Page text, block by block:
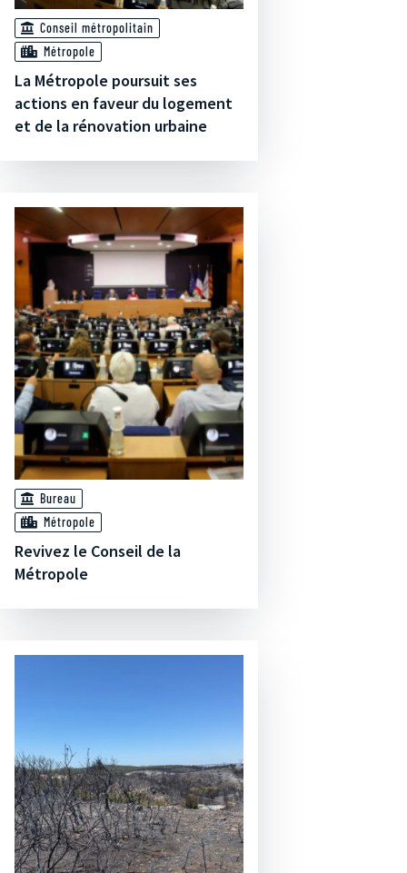
Conseil métropolitain
Métropole
La Métropole poursuit ses
actions en faveur du logement
et de la rénovation urbaine
Bureau
Métropole
Revivez le Conseil de la
Métropole